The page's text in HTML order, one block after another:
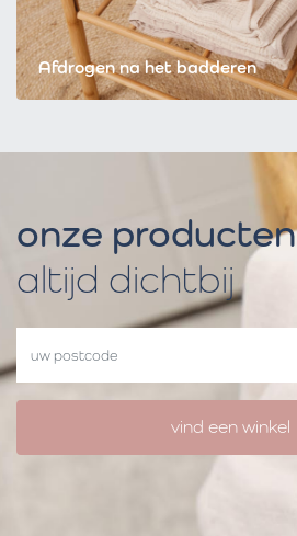
Afdrogen na het badderen
onze producten
altijd dichtbij
vind een winkel